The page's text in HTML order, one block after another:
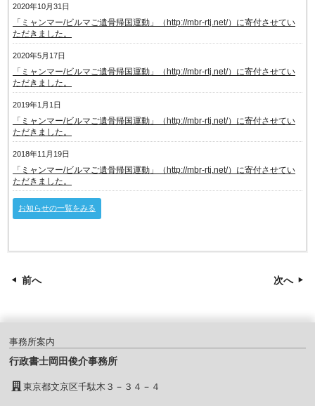
2020年10月31日
「ミャンマー/ビルマご遺骨帰国運動」（http://mbr-rtj.net/）に寄付させてい
ただきました。
2020年5月17日
「ミャンマー/ビルマご遺骨帰国運動」（http://mbr-rtj.net/）に寄付させてい
ただきました。
2019年1月1日
「ミャンマー/ビルマご遺骨帰国運動」（http://mbr-rtj.net/）に寄付させてい
ただきました。
2018年11月19日
「ミャンマー/ビルマご遺骨帰国運動」（http://mbr-rtj.net/）に寄付させてい
ただきました。
お知らせの一覧をみる
前へ 次へ
事務所案内
行政書士岡田俊介事務所
東京都文京区千駄木３－３４－４